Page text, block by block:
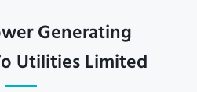
Generating
Utilities Limited